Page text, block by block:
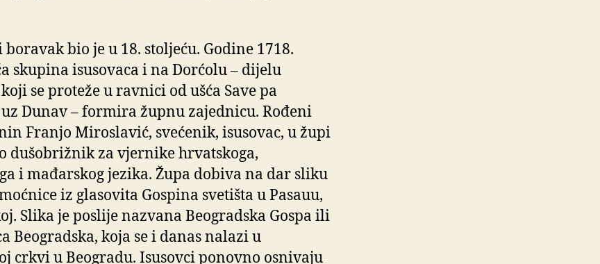
bio je u 18. stoljeću. Godine 1718.
skupina isusovaca i na Dorćolu – dijelu
se proteže u ravnici od ušća Save pa
Dunav – formira župnu zajednicu. Rođeni
Franjo Miroslavić, svećenik, isusovac, u župi
dušobrižnik za vjernike hrvatskoga,
i mađarskog jezika. Župa dobiva na dar sliku
iz glasovita Gospina svetišta u Pasauu,
Slika je poslije nazvana Beogradska Gospa ili
Beogradska, koja se i danas nalazi u
crkvi u Beogradu. Isusovci ponovno osnivaju